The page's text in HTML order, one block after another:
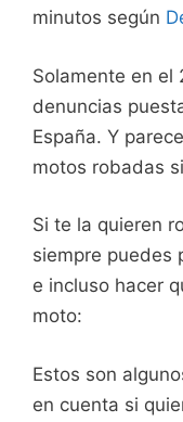
minutos según
Solamente en el
denuncias
España. Y
motos robadas
Si te la quieren
siempre puedes
e incluso hacer
moto:
Estos son
en cuenta si